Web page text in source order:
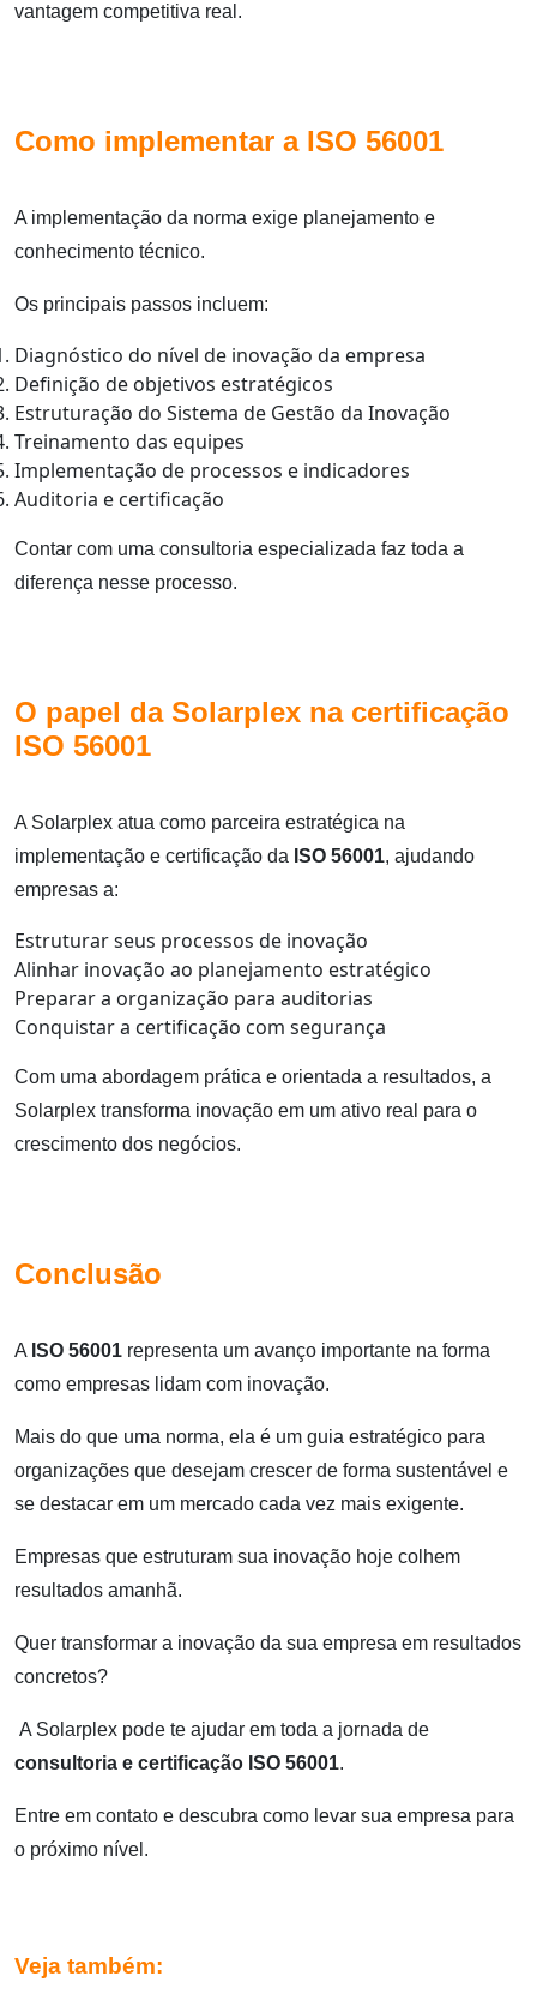
vantagem competitiva real.
Como implementar a ISO 56001
A implementação da norma exige planejamento e
conhecimento técnico.
Os principais passos incluem:
Diagnóstico do nível de inovação da empresa
Definição de objetivos estratégicos
Estruturação do Sistema de Gestão da Inovação
Treinamento das equipes
Implementação de processos e indicadores
Auditoria e certificação
Contar com uma consultoria especializada faz toda a
diferença nesse processo.
O papel da Solarplex na certificação
ISO 56001
A Solarplex atua como parceira estratégica na
implementação e certificação da ISO 56001, ajudando
empresas a:
Estruturar seus processos de inovação
Alinhar inovação ao planejamento estratégico
Preparar a organização para auditorias
Conquistar a certificação com segurança
Com uma abordagem prática e orientada a resultados, a
Solarplex transforma inovação em um ativo real para o
crescimento dos negócios.
Conclusão
A ISO 56001 representa um avanço importante na forma
como empresas lidam com inovação.
Mais do que uma norma, ela é um guia estratégico para
organizações que desejam crescer de forma sustentável e
se destacar em um mercado cada vez mais exigente.
Empresas que estruturam sua inovação hoje colhem
resultados amanhã.
Quer transformar a inovação da sua empresa em resultados
concretos?
A Solarplex pode te ajudar em toda a jornada de
consultoria e certificação ISO 56001.
Entre em contato e descubra como levar sua empresa para
o próximo nível.
Veja também: